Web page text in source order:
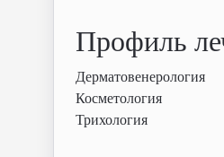
Профиль
Дерматовенерология
Косметология
Трихология